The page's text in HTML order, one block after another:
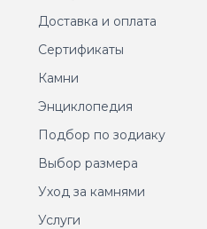
Доставка и оплата
Сертификаты
Камни
Энциклопедия
Подбор по зодиаку
Выбор размера
Уход за камнями
Услуги